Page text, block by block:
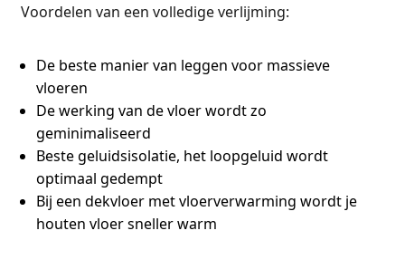
Voordelen van een volledige verlijming:
De beste manier van leggen voor massieve
vloeren
De werking van de vloer wordt zo
geminimaliseerd
Beste geluidsisolatie, het loopgeluid wordt
optimaal gedempt
Bij een dekvloer met vloerverwarming wordt je
houten vloer sneller warm